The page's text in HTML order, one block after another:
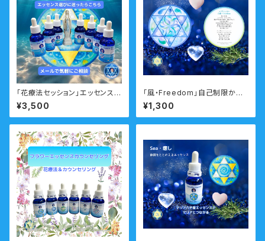
「花療法セッション」エッセンス選
びに迷ったらこちらのメニュー
メール
¥3,500
「風・Freedom」自己制限から
自由になるマリアシンボルカー
ド 瞑想音声ガイド付き
¥1,300